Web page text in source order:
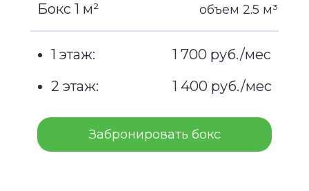
Забронировать бокс
Бокс 1 м² объем 2.5 м³
1 этаж:
2 этаж:
1 700 руб./мес
1 400 руб./мес